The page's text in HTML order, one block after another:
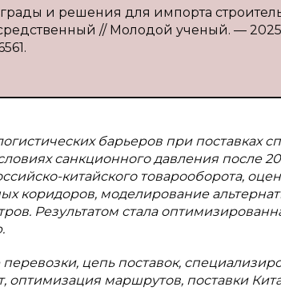
и решения для импорта
// Молодой ученый. —
барьеров при поставках
санкционного давления после
китайского товарооборота,
коридоров, моделирование
Результатом стала
цепь поставок,
оптимизация маршрутов, поставки